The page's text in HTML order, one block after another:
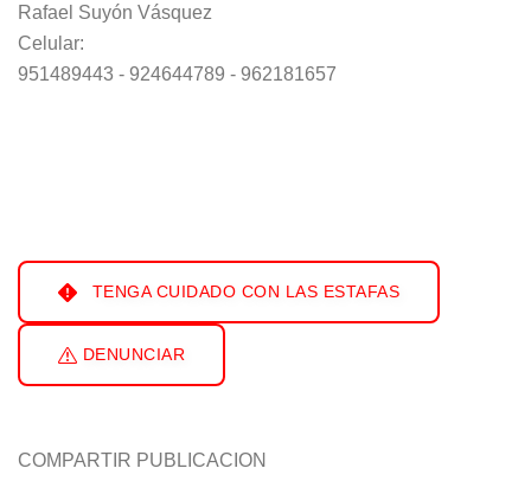
Rafael Suyón Vásquez
Celular:
951489443 - 924644789 - 962181657
TENGA CUIDADO CON LAS ESTAFAS
DENUNCIAR
COMPARTIR PUBLICACION